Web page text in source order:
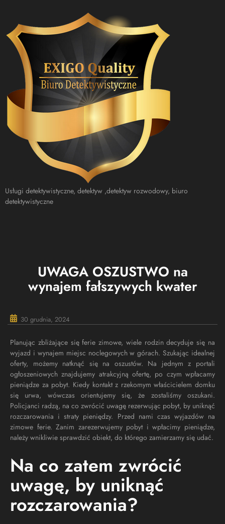
Usługi detektywistyczne, detektyw ,detektyw rozwodowy, biuro
detektywistyczne
UWAGA OSZUSTWO na
wynajem fałszywych kwater
30 grudnia, 2024
Planując zbliżające się ferie zimowe, wiele rodzin decyduje się na
wyjazd i wynajem miejsc noclegowych w górach. Szukając idealnej
oferty, możemy natknąć się na oszustów. Na jednym z portali
ogłoszeniowych znajdujemy atrakcyjną ofertę, po czym wpłacamy
pieniądze za pobyt. Kiedy kontakt z rzekomym właścicielem domku
się urwa, wówczas orientujemy się, że zostaliśmy oszukani.
Policjanci radzą, na co zwrócić uwagę rezerwując pobyt, by uniknąć
rozczarowania i straty pieniędzy. Przed nami czas wyjazdów na
zimowe ferie. Zanim zarezerwujemy pobyt i wpłacimy pieniądze,
należy wnikliwie sprawdzić obiekt, do którego zamierzamy się udać.
Na co zatem zwrócić
uwagę, by uniknąć
rozczarowania?